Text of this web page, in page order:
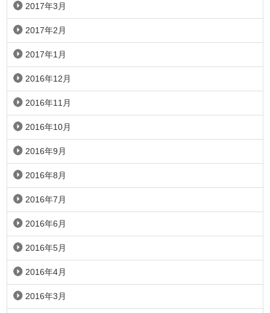
2017年3月
2017年2月
2017年1月
2016年12月
2016年11月
2016年10月
2016年9月
2016年8月
2016年7月
2016年6月
2016年5月
2016年4月
2016年3月